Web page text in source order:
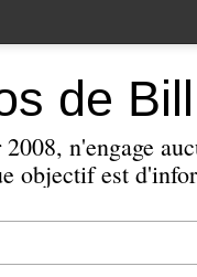
de
n'engage
objectif est